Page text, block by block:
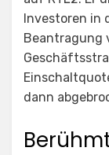
Investoren in
Beantragung
dann